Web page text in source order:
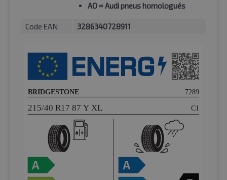
AO = Audi pneus homologués
Code EAN 3286340728911